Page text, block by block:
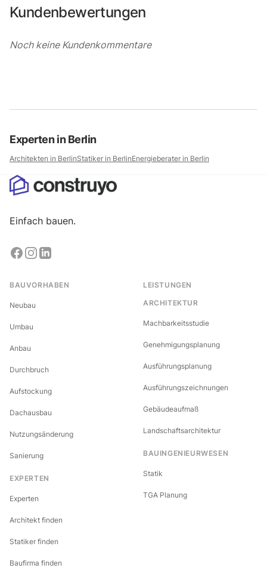
Kundenbewertungen
Noch keine Kundenkommentare
Experten inBerlin
Architekten in BerlinStatiker in BerlinEnergieberater in Berlin
Einfach bauen.
BAUVORHABEN
Neubau
Umbau
Anbau
Durchbruch
Aufstockung
Dachausbau
Nutzungsänderung
Sanierung
EXPERTEN
Experten
Architekt finden
Statiker finden
Baufirma finden
LEISTUNGEN
ARCHITEKTUR
Machbarkeitsstudie
Genehmigungsplanung
Ausführungsplanung
Ausführungszeichnungen
Gebäudeaufmaß
Landschaftsarchitektur
BAUINGENIEURWESEN
Statik
TGA Planung